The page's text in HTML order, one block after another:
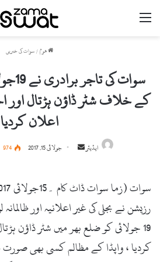
ھوم / سوات کی خبریں
کے خلاف شٹر ڈاؤن ہڑتال اور
اعلان کردیا
ایڈیٹر
d
n
e
m
جولائی 15, 2017 974
رزیشن نے بجلی کی غیر اعلانیہ اور
19 جولائی کو ضلع بھر میں شٹر ڈاؤن
کردیا ، واپڈا کے مظالم کسی بھی